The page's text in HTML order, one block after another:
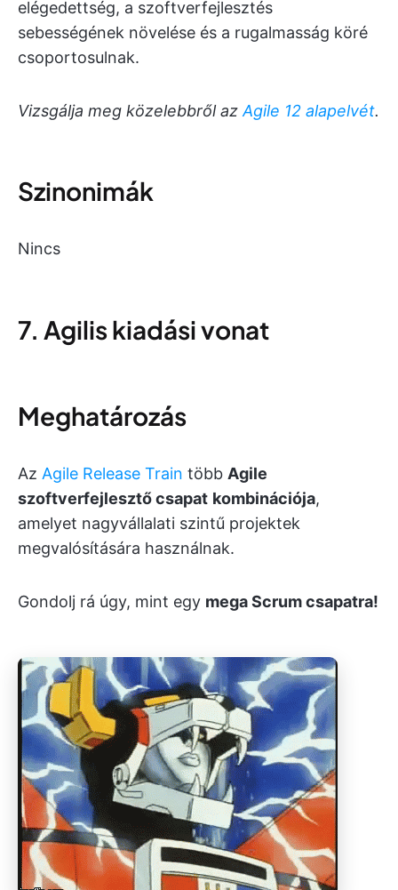
elégedettség, a szoftverfejlesztés
sebességének növelése és a rugalmasság köré
csoportosulnak.
Vizsgálja meg közelebbről az Agile 12 alapelvét.
Szinonimák
Nincs
7. Agilis kiadási vonat
Meghatározás
Az Agile Release Train több Agile
szoftverfejlesztő csapat kombinációja,
amelyet nagyvállalati szintű projektek
megvalósítására használnak.
Gondolj rá úgy, mint egy megaScrum csapatra!